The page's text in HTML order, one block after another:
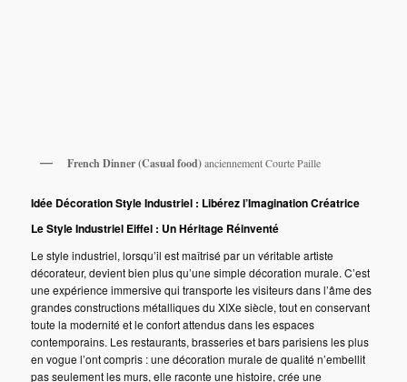
French Dinner (Casual food)anciennement Courte Paille
Idée Décoration Style Industriel : Libérez l’Imagination Créatrice
Le Style Industriel Eiffel : Un Héritage Réinventé
Le style industriel, lorsqu’il est maîtrisé par un véritable artiste
décorateur, devient bien plus qu’une simple décoration murale. C’est
une expérience immersive qui transporte les visiteurs dans l’âme des
grandes constructions métalliques du XIXe siècle, tout en conservant
toute la modernité et le confort attendus dans les espaces
contemporains. Les restaurants, brasseries et bars parisiens les plus
en vogue l’ont compris : une décoration murale de qualité n’embellit
pas seulement les murs, elle raconte une histoire, crée une